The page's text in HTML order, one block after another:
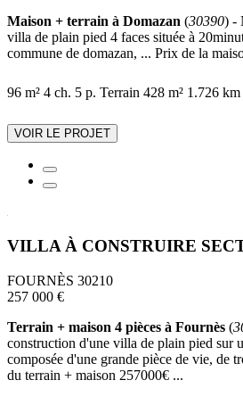
Maison + terrain à Domazan (30390) -
villa de plain pied 4 faces située à
commune de domazan, ... Prix de la
96 m² 4 ch. 5 p. Terrain 428 m² 1.726 km
VOIR LE PROJET
VILLA À CONSTRUIRE
FOURNÈS 30210
257 000 €
Terrain + maison 4 pièces à Fournès (
construction d'une villa de plain pied sur
composée d'une grande pièce de vie, de
du terrain + maison 257000€ ...